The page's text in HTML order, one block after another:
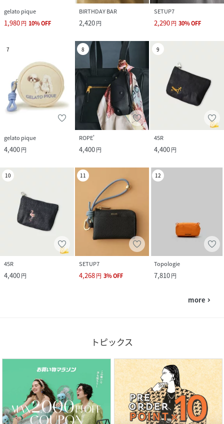
gelato pique
1,980円 10%OFF
BIRTHDAY BAR
2,420円
SETUP7
2,290円 30%OFF
7
gelato pique
4,400円
8
ROPE'
4,400円
9
45R
4,400円
10
45R
4,400円
11
SETUP7
4,268円 3%OFF
12
Topologie
7,810円
more navigate_next
トピックス